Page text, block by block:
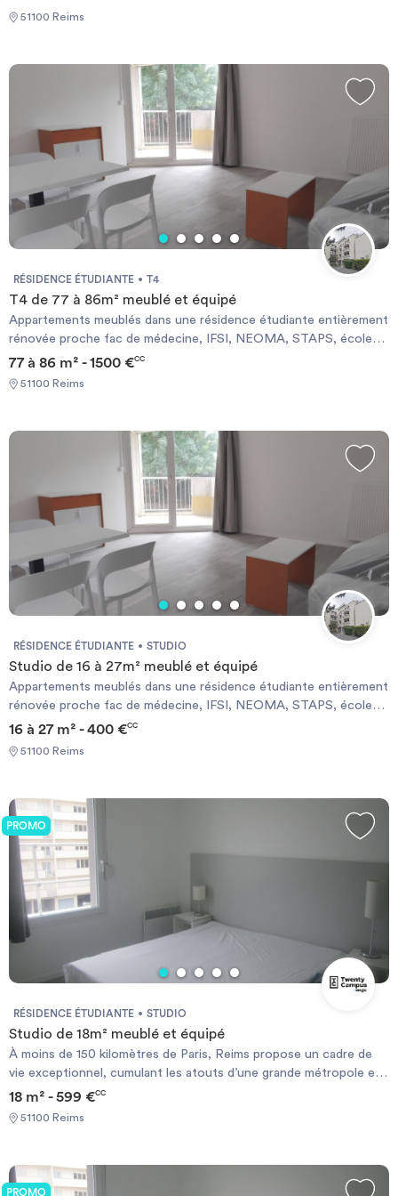
51100 Reims
RÉSIDENCE ÉTUDIANTE T4
T4 de 77 à 86m² meublé et équipé
Appartements meublés dans une résidence étudiante entièrement
rénovée proche fac de médecine, IFSI, NEOMA, STAPS, écoles
d’ingénieurs et CHU. Résidence entièrement rénovée en 2025.
77 à 86 m² - 1500 €CC
51100 Reims
RÉSIDENCE ÉTUDIANTE STUDIO
Studio de 16 à 27m² meublé et équipé
Appartements meublés dans une résidence étudiante entièrement
rénovée proche fac de médecine, IFSI, NEOMA, STAPS, écoles
d’ingénieurs et CHU. Résidence entièrement rénovée en 2025.
16 à 27 m² - 400 €CC
51100 Reims
PROMO
RÉSIDENCE ÉTUDIANTE STUDIO
Studio de 18m² meublé et équipé
À moins de 150 kilomètres de Paris, Reims propose un cadre de
vie exceptionnel, cumulant les atouts d’une grande métropole et
le calme d’une ville moyenne. Reims est en effet une ville
universitaire de premier plan en France, et cette caractéristique
lui permet de rayonner bien au-delà de nos frontières. Le campus,
vie hors du commun… A ça nous disons : Champagne ! De
nombreux services sont INCLUS dans le loyer : buffet de petit-
18 m² - 599 €CC
51100 Reims
PROMO